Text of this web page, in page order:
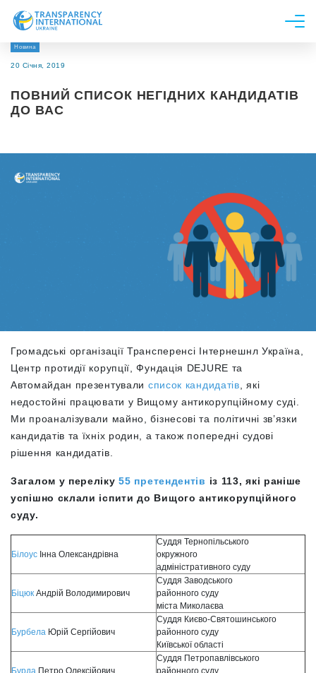
Про нас
Дослідження
Долучитися
Новина
20 Січня, 2019
ПОВНИЙ СПИСОК НЕГІДНИХ КАНДИДАТІВ
ДО ВАС
Громадські організації Трансперенсі Інтернешнл Україна,
Центр протидії корупції, Фундація DEJURE та
Автомайдан презентували список кандидатів , які
недостойні працювати у Вищому антикорупційному суді.
Ми проаналізували майно, бізнесові та політичні зв’язки
кандидатів та їхніх родин, а також попередні судові
рішення кандидатів.
Загалом у переліку55 претендентів із 113, які раніше
успішно склали іспити до Вищого антикорупційного
суду.
Білоус Інна Олександрівна
Суддя Тернопільського
окружного
адміністративного суду
Біцюк Андрій Володимирович
Суддя Заводського
районного суду
міста Миколаєва
Бурбела Юрій Сергійович
Суддя Києво-Святошинського
районного суду
Київської області
Бурда Петро Олексійович
Суддя Петропавлівського
районного суду